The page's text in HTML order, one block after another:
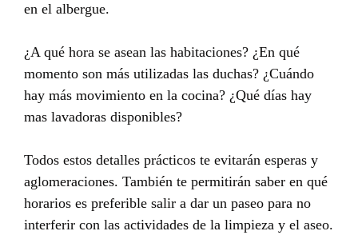
en el albergue.
¿A qué hora se asean las habitaciones? ¿En qué
momento son más utilizadas las duchas? ¿Cuándo
hay más movimiento en la cocina? ¿Qué días hay
mas lavadoras disponibles?
Todos estos detalles prácticos te evitarán esperas y
aglomeraciones. También te permitirán saber en qué
horarios es preferible salir a dar un paseo para no
interferir con las actividades de la limpieza y el aseo.